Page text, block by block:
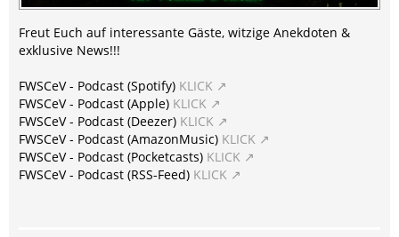
Freut Euch auf interessante Gäste, witzige Anekdoten &
exklusive News!!!
FWSCeV - Podcast (Spotify) KLICK
FWSCeV - Podcast (Apple) KLICK
FWSCeV - Podcast (Deezer) KLICK
FWSCeV - Podcast (AmazonMusic) KLICK
FWSCeV - Podcast (Pocketcasts) KLICK
FWSCeV - Podcast (RSS-Feed) KLICK